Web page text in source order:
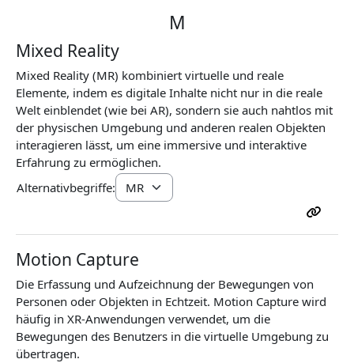
M
Mixed Reality
Mixed Reality (MR) kombiniert virtuelle und reale
Elemente, indem es digitale Inhalte nicht nur in die reale
Welt einblendet (wie bei AR), sondern sie auch nahtlos mit
der physischen Umgebung und anderen realen Objekten
interagieren lässt, um eine immersive und interaktive
Erfahrung zu ermöglichen.
Alternativbegriffe:
Motion Capture
Die Erfassung und Aufzeichnung der Bewegungen von
Personen oder Objekten in Echtzeit. Motion Capture wird
häufig in XR-Anwendungen verwendet, um die
Bewegungen des Benutzers in die virtuelle Umgebung zu
übertragen.